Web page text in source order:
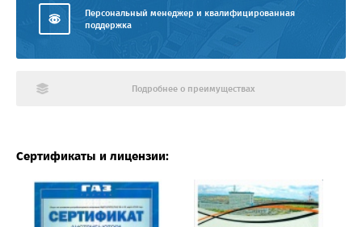
Персональный менеджер и квалифицированная
поддержка
Подробнее о преимуществах
Сертификаты и лицензии: